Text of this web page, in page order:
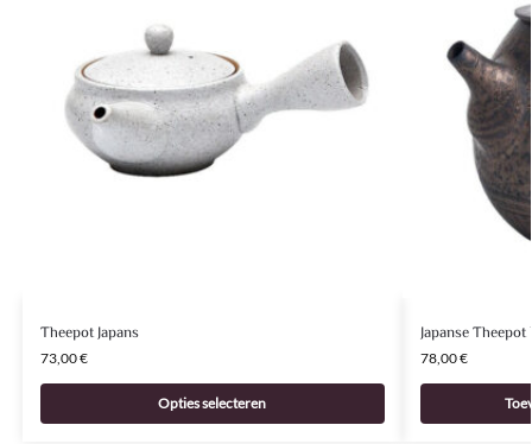
Theepot Japans
73,00€
Opties selecteren
Japanse Theepot
78,00€